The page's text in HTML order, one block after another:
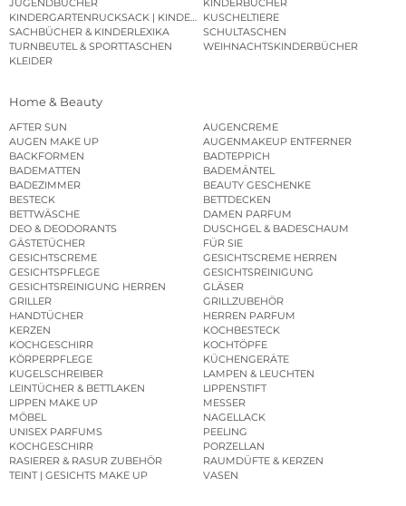
JUGENDBÜCHER
KINDERBÜCHER
KINDERGARTENRUCKSACK | KINDERGARTENBEUTEL
KUSCHELTIERE
SACHBÜCHER & KINDERLEXIKA
SCHULTASCHEN
TURNBEUTEL & SPORTTASCHEN
WEIHNACHTSKINDERBÜCHER
KLEIDER
Home & Beauty
AFTER SUN
AUGENCREME
AUGEN MAKE UP
AUGENMAKEUP ENTFERNER
BACKFORMEN
BADTEPPICH
BADEMATTEN
BADEMÄNTEL
BADEZIMMER
BEAUTY GESCHENKE
BESTECK
BETTDECKEN
BETTWÄSCHE
DAMEN PARFUM
DEO & DEODORANTS
DUSCHGEL & BADESCHAUM
GÄSTETÜCHER
FÜR SIE
GESICHTSCREME
GESICHTSCREME HERREN
GESICHTSPFLEGE
GESICHTSREINIGUNG
GESICHTSREINIGUNG HERREN
GLÄSER
GRILLER
GRILLZUBEHÖR
HANDTÜCHER
HERREN PARFUM
KERZEN
KOCHBESTECK
KOCHGESCHIRR
KOCHTÖPFE
KÖRPERPFLEGE
KÜCHENGERÄTE
KUGELSCHREIBER
LAMPEN & LEUCHTEN
LEINTÜCHER & BETTLAKEN
LIPPENSTIFT
LIPPEN MAKE UP
MESSER
MÖBEL
NAGELLACK
UNISEX PARFUMS
PEELING
KOCHGESCHIRR
PORZELLAN
RASIERER & RASUR ZUBEHÖR
RAUMDÜFTE & KERZEN
TEINT | GESICHTS MAKE UP
VASEN